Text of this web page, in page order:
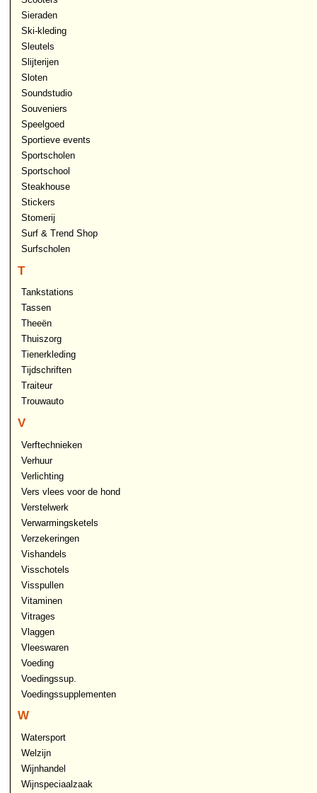
Sieraden
Ski-kleding
Sleutels
Slijterijen
Sloten
Soundstudio
Souveniers
Speelgoed
Sportieve events
Sportscholen
Sportschool
Steakhouse
Stickers
Stomerij
Surf & Trend Shop
Surfscholen
T
Tankstations
Tassen
Theeën
Thuiszorg
Tienerkleding
Tijdschriften
Traiteur
Trouwauto
V
Verftechnieken
Verhuur
Verlichting
Vers vlees voor de hond
Verstelwerk
Verwarmingsketels
Verzekeringen
Vishandels
Visschotels
Visspullen
Vitaminen
Vitrages
Vlaggen
Vleeswaren
Voeding
Voedingssup.
Voedingssupplementen
W
Watersport
Welzijn
Wijnhandel
Wijnspeciaalzaak